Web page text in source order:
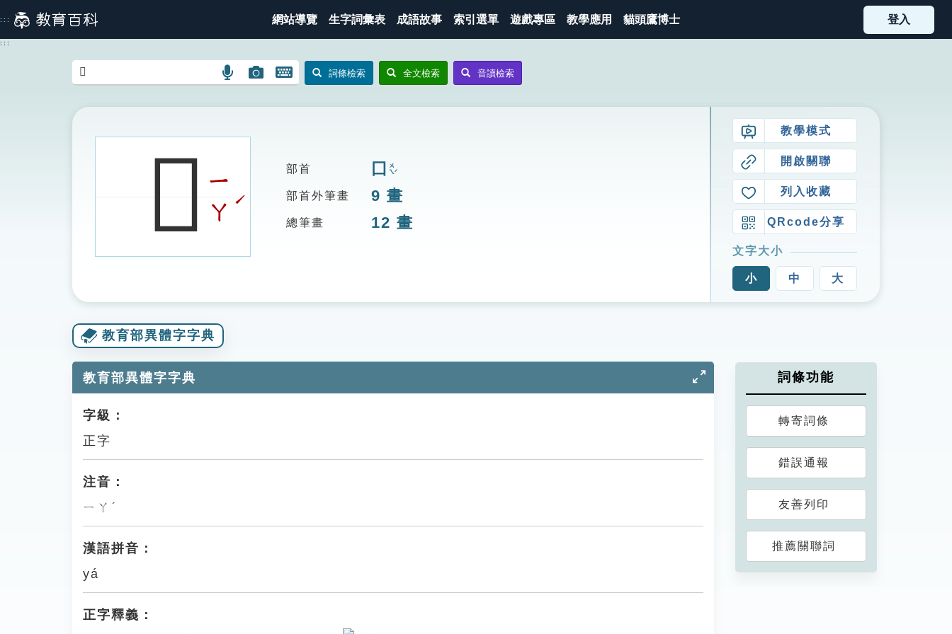
到
主
::: 網站導覽 生字詞彙表 成語故事 索引選單 遊戲專區 教學應用 貓頭鷹博士 登入
:::
語
搜
圖
圖
搜
開
鍵
詞條檢索 全文檢索 音讀檢索
𡇼ㄧ
ㄚ
ˊ
部首 囗 ㄨㄟˊ
部首外筆畫 9 畫
總筆畫 12 畫
教學模式
開啟關聯
列入收藏
QRcode分享
文字大小
小 中 大
教育部異體字字典
教育部異體字字典
字級：
正字
注音：
ㄧㄚˊ
漢語拼音：
yá
正字釋義：
詞條功能
轉寄詞條
錯誤通報
友善列印
推薦關聯詞